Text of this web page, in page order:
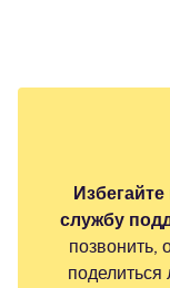
службу
позвонить,